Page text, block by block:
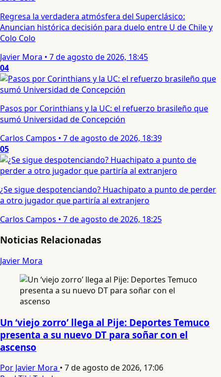
Regresa la verdadera atmósfera del Superclásico:
Anuncian histórica decisión para duelo entre U de Chile y
Colo Colo
Javier Mora • 7 de agosto de 2026, 18:45
04
Pasos por Corinthians y la UC: el refuerzo brasileño que
sumó Universidad de Concepción
Carlos Campos • 7 de agosto de 2026, 18:39
05
¿Se sigue despotenciando? Huachipato a punto de perder
a otro jugador que partiría al extranjero
Carlos Campos • 7 de agosto de 2026, 18:25
Noticias Relacionadas
Javier Mora
Un ‘viejo zorro’ llega al Pije: Deportes Temuco
presenta a su nuevo DT para soñar con el
ascenso
Por Javier Mora • 7 de agosto de 2026, 17:06